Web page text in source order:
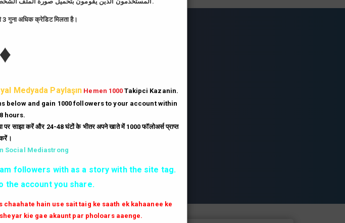
Hilesi
bedava
250beğeni
hilesi
6yorumhilesi.
unfollow hilesi.
YAP
SATIN AL ✔✔✔
3 गुना अधिक क्रेडिट मिलता है।
♦
Medyada Paylaşın Hemen 1000 Takipci Kazanin.
below and gain 1000 followers to your account within
hours.
पर साझा करें और 24-48 घंटों के भीतर अपने खाते में 1000 फॉलोअर्स प्राप्त
Social Mediastrong
followers with as a story with the site tag.
the account you share.
hain use sait taig ke saath ek kahaanee ke
kie gae akaunt par pholoars aaenge.